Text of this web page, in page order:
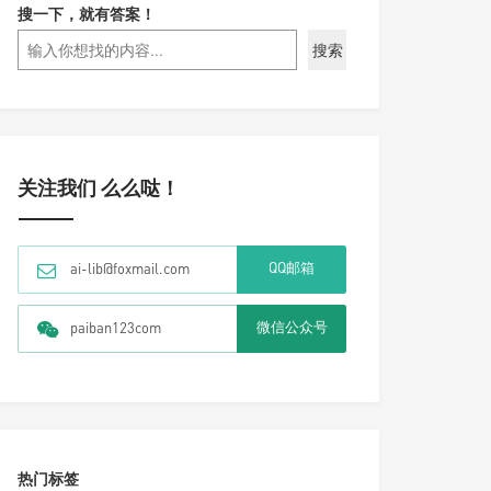
搜一下，就有答案！
搜索
关注我们 么么哒！
ai-lib@foxmail.com QQ邮箱
paiban123com 微信公众号
热门标签